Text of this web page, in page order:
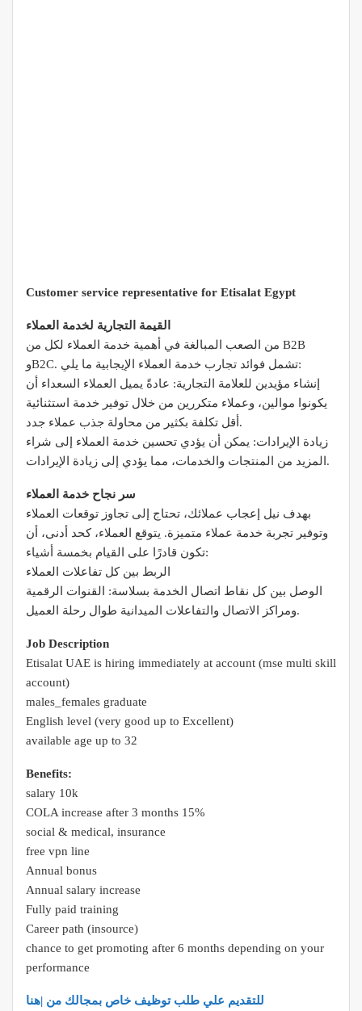
Customer service representative for Etisalat Egypt
القيمة التجارية لخدمة العملاء
من الصعب المبالغة في أهمية خدمة العملاء لكل من B2B
وB2C. تشمل فوائد تجارب خدمة العملاء الإيجابية ما يلي:
إنشاء مؤيدين للعلامة التجارية: عادةً يميل العملاء السعداء أن
يكونوا موالين، وعملاء متكررين من خلال توفير خدمة استثنائية
أقل تكلفة بكثير من محاولة جذب عملاء جدد.
زيادة الإيرادات: يمكن أن يؤدي تحسين خدمة العملاء إلى شراء
المزيد من المنتجات والخدمات، مما يؤدي إلى زيادة الإيرادات.
سر نجاح خدمة العملاء
بهدف نيل إعجاب عملائك، تحتاج إلى تجاوز توقعات العملاء
وتوفير تجربة خدمة عملاء متميزة. يتوقع العملاء، كحد أدنى، أن
تكون قادرًا على القيام بخمسة أشياء:
الربط بين كل تفاعلات العملاء
الوصل بين كل نقاط اتصال الخدمة بسلاسة: القنوات الرقمية
ومراكز الاتصال والتفاعلات الميدانية طوال رحلة العميل.
Job Description
Etisalat UAE is hiring immediately at account (mse multi skill
account)
males_females graduate
English level (very good up to Excellent)
available age up to 32
Benefits:
salary 10k
COLA increase after 3 months 15%
social & medical, insurance
free vpn line
Annual bonus
Annual salary increase
Fully paid training
Career path (insource)
chance to get promoting after 6 months depending on your
performance
للتقديم علي طلب توظيف خاص بمجالك من |هنا